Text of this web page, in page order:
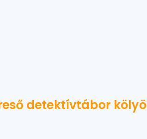
detektívtábor